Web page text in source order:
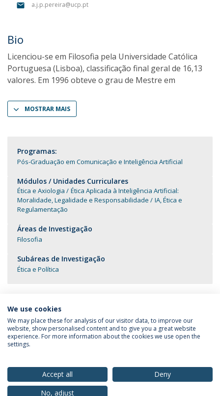
a.j.p.pereira@ucp.pt
Bio
Licenciou-se em Filosofia pela Universidade Católica
Portuguesa (Lisboa), classificação final geral de 16,13
valores. Em 1996 obteve o grau de Mestre em
MOSTRAR MAIS
Programas:
Pós-Graduação em Comunicação e Inteligência Artificial
Módulos / Unidades Curriculares
Ética e Axiologia
Ética Aplicada à Inteligência Artificial:
Moralidade, Legalidade e Responsabilidade
IA, Ética e
Regulamentação
Áreas de Investigação
Filosofia
Subáreas de Investigação
Ética e Política
Política de Privacidade
Termos & Condições
We use cookies
We may place these for analysis of our visitor data, to improve our
website, show personalised content and to give you a great website
experience. For more information about the cookies we use open the
settings.
Accept all
Deny
No, adjust